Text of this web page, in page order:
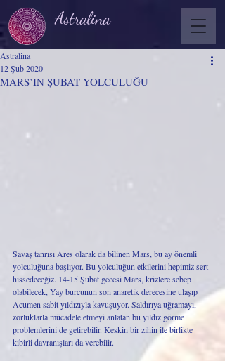
Astralina
MARS’IN ŞUBAT YOLCULUĞU
Astralina
12 Şub 2020
Savaş tanrısı Ares olarak da bilinen Mars, bu ay önemli
yolculuğuna başlıyor. Bu yolculuğun etkilerini hepimiz sert
hissedeceğiz. 14-15 Şubat gecesi Mars, krizlere sebep
olabilecek, Yay burcunun son anaretik derecesine ulaşıp
Acumen sabit yıldızıyla kavuşuyor. Saldırıya uğramayı,
zorluklarla mücadele etmeyi anlatan bu yıldız görme
problemlerini de getirebilir. Keskin bir zihin ile birlikte
kibirli davranışları da verebilir.